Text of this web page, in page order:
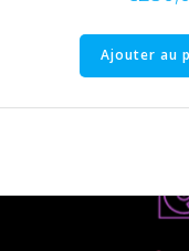
Ajouter au